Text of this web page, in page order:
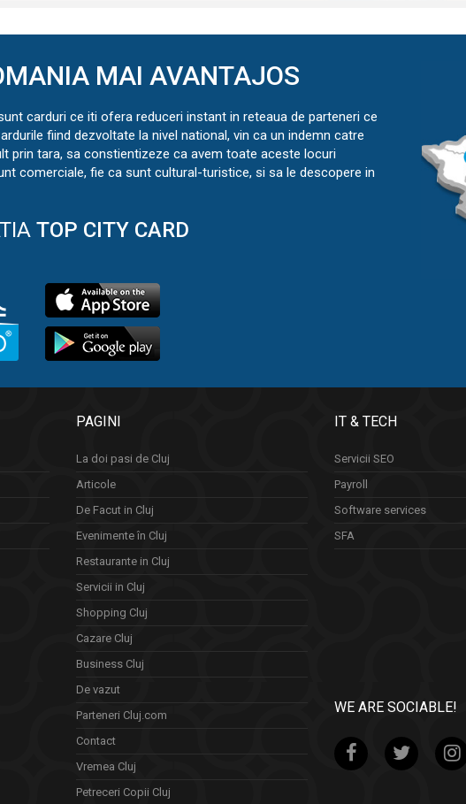
MAI AVANTAJOS
carduri ce iti ofera reduceri instant in reteaua de parteneri ce
fiind dezvoltate la nivel national, vin ca un indemn catre
prin tara, sa constientizeze ca avem toate aceste locuri
comerciale, fie ca sunt cultural-turistice, si sa le descopere in
TOP CITY CARD
PAGINI
La doi pasi de Cluj
Articole
De Facut in Cluj
Evenimente în Cluj
Restaurante in Cluj
Servicii in Cluj
Shopping Cluj
Cazare Cluj
Business Cluj
De vazut
Parteneri Cluj.com
Contact
Vremea Cluj
Petreceri Copii Cluj
IT & TECH
Servicii SEO
Payroll
Software services
SFA
WE ARE SOCIABLE!